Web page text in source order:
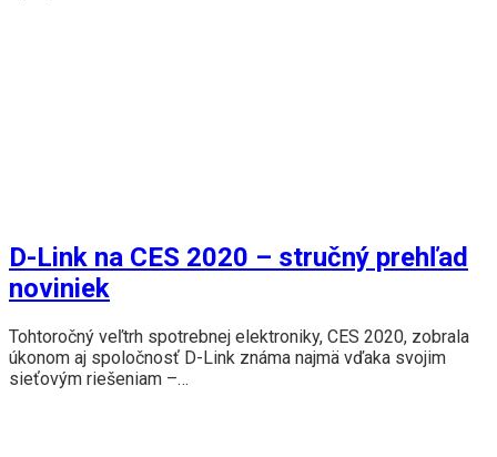
D-Link na CES 2020 – stručný prehľad
noviniek
Tohtoročný veľtrh spotrebnej elektroniky, CES 2020, zobrala
úkonom aj spoločnosť D-Link známa najmä vďaka svojim
sieťovým riešeniam –…